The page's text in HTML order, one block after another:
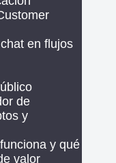
en flujos
de
y
y qué
valor